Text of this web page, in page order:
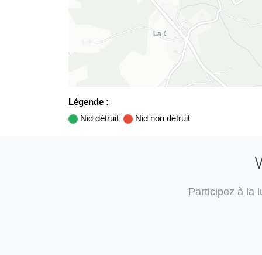
Légende :
Nid détruit
Nid non détruit
Participez à la